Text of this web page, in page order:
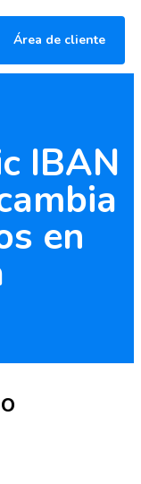
Área de cliente
IBAN
en